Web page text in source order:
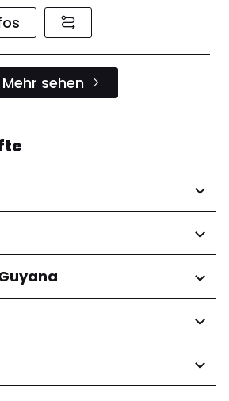
Mehr sehen
de Cayenne